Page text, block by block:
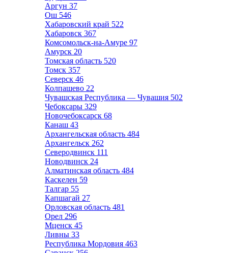
Аргун 37
Ош 546
Хабаровский край 522
Хабаровск 367
Комсомольск-на-Амуре 97
Амурск 20
Томская область 520
Томск 357
Северск 46
Колпашево 22
Чувашская Республика — Чувашия 502
Чебоксары 329
Новочебоксарск 68
Канаш 43
Архангельская область 484
Архангельск 262
Северодвинск 111
Новодвинск 24
Алматинская область 484
Каскелен 59
Талгар 55
Капшагай 27
Орловская область 481
Орел 296
Мценск 45
Ливны 33
Республика Мордовия 463